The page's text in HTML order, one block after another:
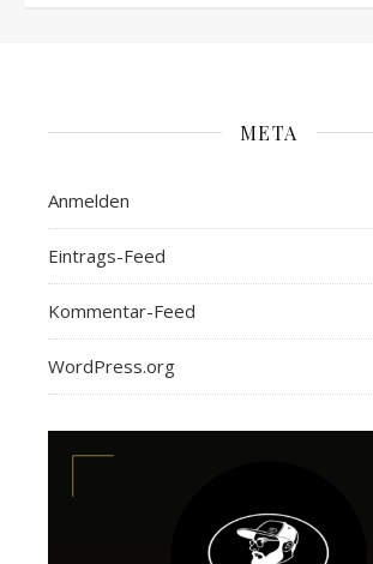
META
Anmelden
Eintrags-Feed
Kommentar-Feed
WordPress.org